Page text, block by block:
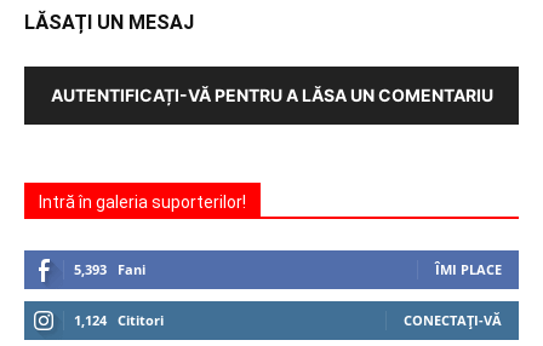
LĂSAȚI UN MESAJ
AUTENTIFICAȚI-VĂ PENTRU A LĂSA UN COMENTARIU
Intră în galeria suporterilor!
5,393 Fani ÎMI PLACE
1,124 Cititori CONECTAȚI-VĂ